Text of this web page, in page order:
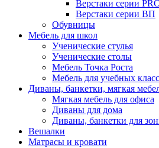
Верстаки серии
Верстаки серии ВП
Обувницы
Мебель для школ
Ученические стулья
Ученические столы
Мебель Точка Роста
Мебель для учебных
Диваны, банкетки, мягкая
Мягкая мебель для офиса
Диваны для дома
Диваны, банкетки для
Вешалки
Матрасы и кровати